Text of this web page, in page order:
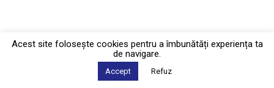
Acest site foloseşte cookies pentru a îmbunătăți experiența ta
de navigare.
Accept Refuz